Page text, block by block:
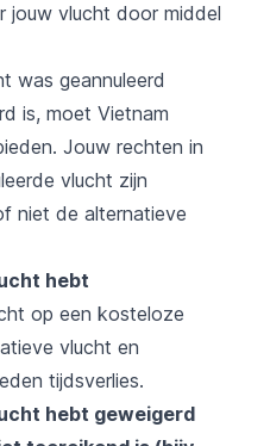
jouw vlucht door middel
was geannuleerd
is, moet Vietnam
Jouw rechten in
vlucht zijn
niet de alternatieve
hebt
op een kosteloze
vlucht en
tijdsverlies.
hebt geweigerd